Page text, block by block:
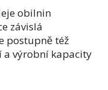
obilnin
závislá
postupně též
a výrobní kapacity